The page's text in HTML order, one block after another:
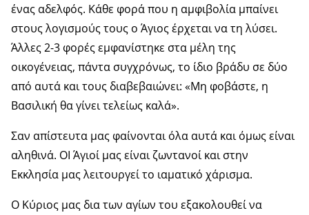
ένας αδελφός. Κάθε φορά που η αμφιβολία μπαίνει
στους λογισμούς τους ο Άγιος έρχεται να τη λύσει.
Άλλες 2-3 φορές εμφανίστηκε στα μέλη της
οικογένειας, πάντα συγχρόνως, το ίδιο βράδυ σε δύο
από αυτά και τους διαβεβαιώνει: «Μη φοβάστε, η
Βασιλική θα γίνει τελείως καλά».
Σαν απίστευτα μας φαίνονται όλα αυτά και όμως είναι
αληθινά. ΟΙ Άγιοί μας είναι ζωντανοί και στην
Εκκλησία μας λειτουργεί το ιαματικό χάρισμα.
Ο Κύριος μας δια των αγίων του εξακολουθεί να